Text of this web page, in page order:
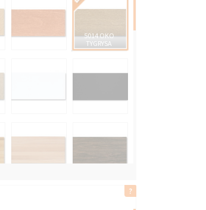
5014 OKO
TYGRYSA